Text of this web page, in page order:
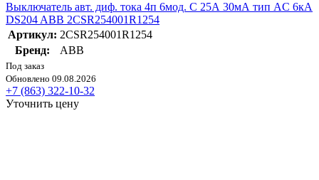
Выключатель авт. диф. тока 4п 6мод. C 25А 30мА тип AC 6кА
DS204 ABB 2CSR254001R1254
Артикул: 2CSR254001R1254
Бренд:
ABB
Под заказ
Обновлено 09.08.2026
+7 (863) 322-10-32
Уточнить цену